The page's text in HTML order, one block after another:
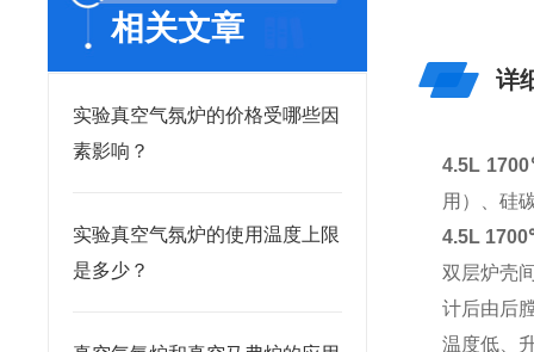
相关文章
实验真空气氛炉的价格受哪些因
素影响？
实验真空气氛炉的使用温度上限
是多少？
详
4.5L
用）、硅
4.5L
双层炉壳
计后由后
温度低、